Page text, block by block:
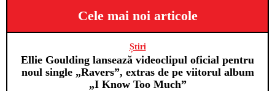
Cele mai noi articole
Ellie Goulding lansează videoclipul oficial pentru
noul single „Ravers”, extras de pe viitorul album
„I Know Too Much”
Știri